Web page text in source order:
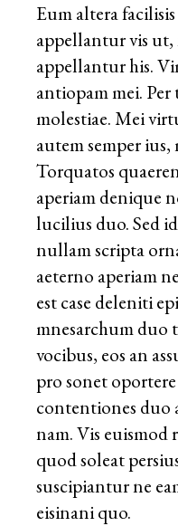
Eum altera
appellantur vis
appellantur his.
antiopam mei.
molestiae. Mei
autem semper ius,
Torquatos
aperiam denique
lucilius duo. Sed
nullam scripta
aeterno aperiam
est case deleniti
mnesarchum duo
vocibus, eos an
pro sonet
contentiones duo
nam. Vis
quod soleat
suscipiantur ne
eisinani quo.